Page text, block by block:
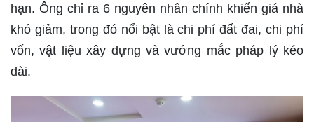
hạn. Ông chỉ ra 6 nguyên nhân chính khiến giá nhà
khó giảm, trong đó nổi bật là chi phí đất đai, chi phí
vốn, vật liệu xây dựng và vướng mắc pháp lý kéo
dài.